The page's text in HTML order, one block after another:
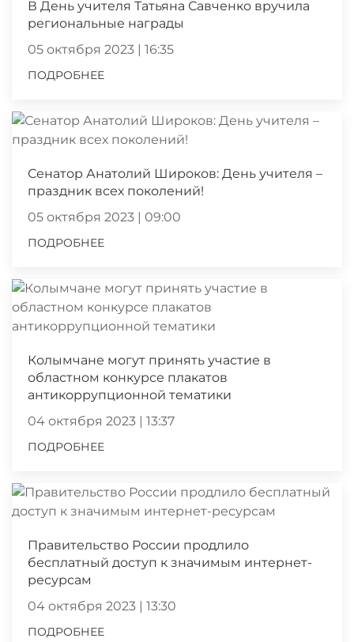
В День учителя Татьяна Савченко вручила
региональные награды
05 октября 2023 | 16:35
ПОДРОБНЕЕ
Сенатор Анатолий Широков: День учителя –
праздник всех поколений!
05 октября 2023 | 09:00
ПОДРОБНЕЕ
Колымчане могут принять участие в
областном конкурсе плакатов
антикоррупционной тематики
04 октября 2023 | 13:37
ПОДРОБНЕЕ
Правительство России продлило
бесплатный доступ к значимым интернет-
ресурсам
04 октября 2023 | 13:30
ПОДРОБНЕЕ